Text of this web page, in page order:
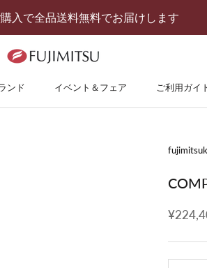
入で全品送料無料でお届けします
ンド
イベント＆フェア
ご利用ガイ